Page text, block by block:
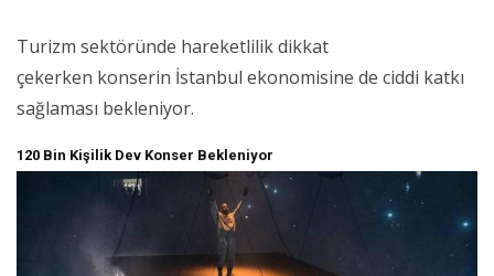
Turizm sektöründe hareketlilik dikkat
çekerken konserin İstanbul ekonomisine de ciddi katkı
sağlaması bekleniyor.
120 Bin Kişilik Dev Konser Bekleniyor